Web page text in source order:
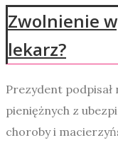
Zwolnienie
lekarz?
Prezydent
pieniężnych z
choroby i